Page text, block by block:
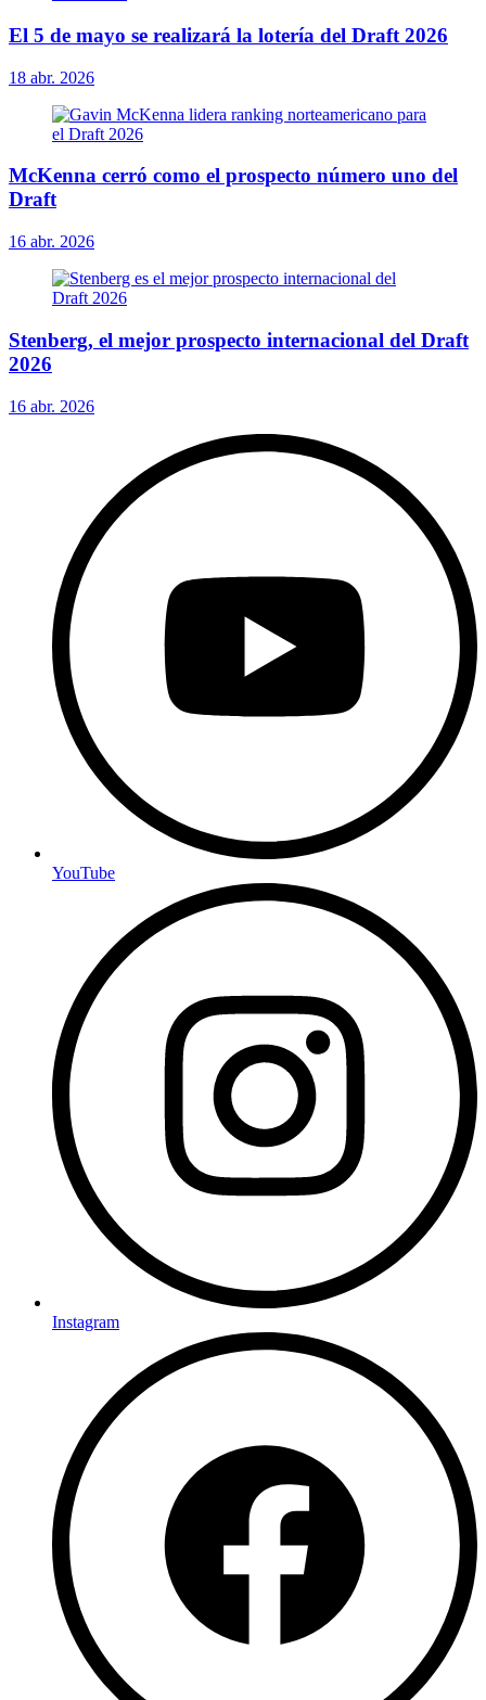
El 5 de mayo se realizará la lotería del Draft 2026
18 abr. 2026
McKenna cerró como el prospecto número uno del
Draft
16 abr. 2026
Stenberg, el mejor prospecto internacional del Draft
2026
16 abr. 2026
YouTube
Instagram